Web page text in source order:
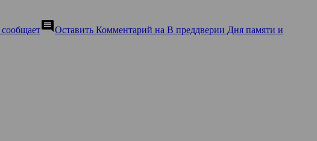
comment Оставить Комментарий на В преддверии Дня памяти и